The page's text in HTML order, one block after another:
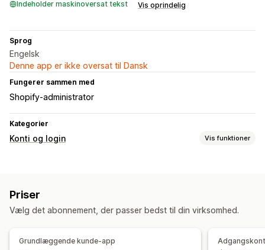
Indeholder maskinoversat tekst Vis oprindelig
Sprog
Engelsk
Denne app er ikke oversat til Dansk
Fungerer sammen med
Shopify-administrator
Kategorier
Konti og login Vis funktioner
Priser
Vælg det abonnement, der passer bedst til din virksomhed.
Grundlæggende kunde-app